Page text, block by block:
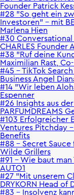
Founder Patrick
#28 "So geht ein
Investoren" - mit
Marlena Hien
#30
CHARLES Founder
#38 "Ruf deine
Maximilian Rast,
#45 - TikTok
Business Angel
#14 "Wir leben
Espenner
#26 Insights aus
PARFUMDREAMS
#103 Erfolgreicher
Ventures Pitchday
Benefits
#88 – Secret
Wilde Grillers
#91 - Wie baut man
AUTO1
#27 "Mit unserem
DRYKORN Head
#83 – Insolvenz